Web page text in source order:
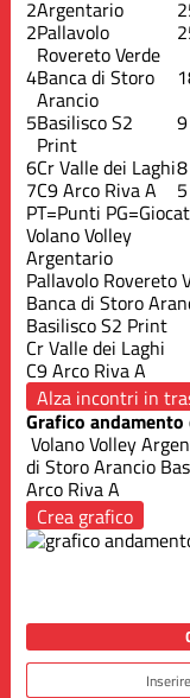
2Argentario
2Pallavolo
Rovereto Verde
4Banca di Storo
Arancio
5Basilisco S2
Print
9
6Cr Valle dei Laghi8
7C9 Arco Riva A 5
PT=Punti
Volano Volley
Argentario
Pallavolo Rovereto
Banca di Storo
Basilisco S2 Print
Cr Valle dei Laghi
C9 Arco Riva A
Alza incontri in
Grafico
Volano Volley
di Storo Arancio
Arco Riva A
Crea grafico